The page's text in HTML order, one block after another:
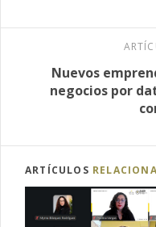
Nuevos
negocios por
ARTÍCULOS